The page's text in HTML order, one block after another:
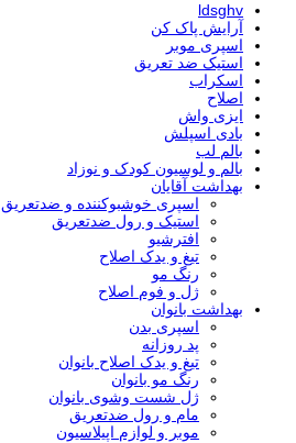
ldsghv
آرایش پاک کن
اسپری موبر
استیک ضد تعریق
اسکراب
اصلاح
ایزی واش
بادی اسپلش
بالم لب
بالم و لوسیون کودک و نوزاد
بهداشت آقایان
اسپری خوشبوکننده و ضدتعریق
استیک و رول ضدتعریق
افترشیو
تیغ و یدک اصلاح
رنگ مو
ژل و فوم اصلاح
بهداشت بانوان
اسپری بدن
پد روزانه
تیغ و یدک اصلاح بانوان
رنگ مو بانوان
ژل شست وشوی بانوان
مام و رول ضدتعریق
موبر و لوازم اپیلاسیون